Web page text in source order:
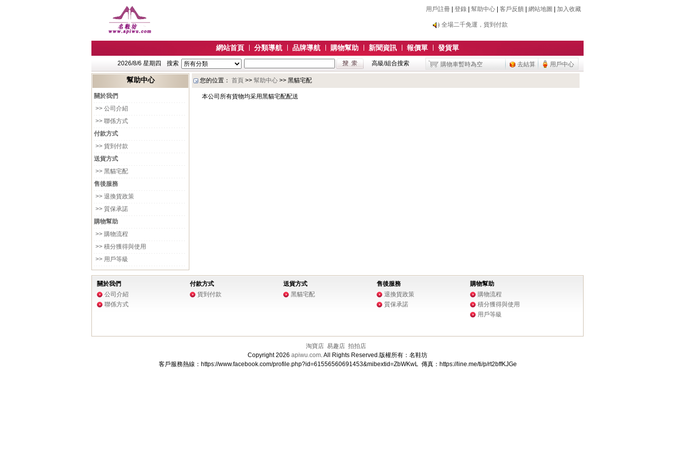
用戶註冊 登錄 幫助中心 客戶反饋 網站地圖 加入收藏
全場二千免運，貨到付款
全場二千免運，貨到付款
網站首頁 分類導航 品牌導航 購物幫助 新聞資訊 報價單 發貨單
2026/8/6 星期四 搜索 高級/組合搜索 購物車暫時為空 去結算 用戶中心
幫助中心
關於我們
>> 公司介紹
>> 聯係方式
付款方式
>> 貨到付款
送貨方式
>> 黑貓宅配
售後服務
>> 退換貨政策
>> 質保承諾
購物幫助
>> 購物流程
>> 積分獲得與使用
>> 用戶等級
您的位置： 首頁 >> 幫助中心 >> 黑貓宅配
本公司所有貨物均采用黑貓宅配配送
關於我們
公司介紹
聯係方式
付款方式
貨到付款
送貨方式
黑貓宅配
售後服務
退換貨政策
質保承諾
購物幫助
購物流程
積分獲得與使用
用戶等級
淘寶店 易趣店 拍拍店
Copyright 2026 apiwu.com. All Rights Reserved.版權所有：名鞋坊
客戶服務熱線：https://www.facebook.com/profile.php?id=61556560691453&mibextid=ZbWKwL 傳真：https://line.me/ti/p/rt2bffKJGe